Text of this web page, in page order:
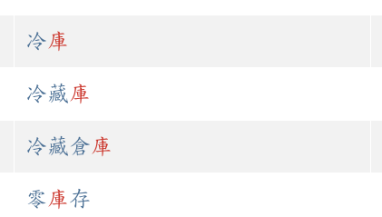
冷庫
冷藏庫
冷藏倉庫
零庫存